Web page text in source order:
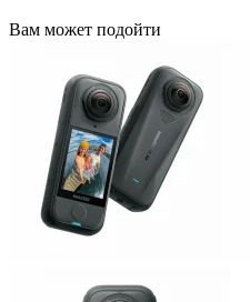
Вам может подойти